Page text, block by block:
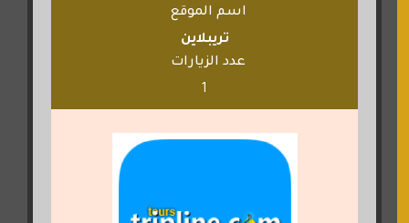
اسم الموقع
تريبلاين
عدد الزيارات
1